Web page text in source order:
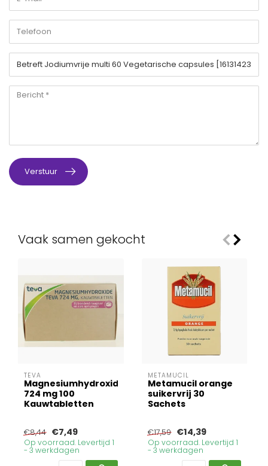
Verstuur
Vaak samen gekocht
TEVA
Magnesiumhydroxide
724 mg 100
Kauwtabletten
€8,44 €7,49
Op voorraad. Levertijd 1
- 3 werkdagen
METAMUCIL
Metamucil orange
suikervrij 30
Sachets
€17,59 €14,39
Op voorraad. Levertijd 1
- 3 werkdagen